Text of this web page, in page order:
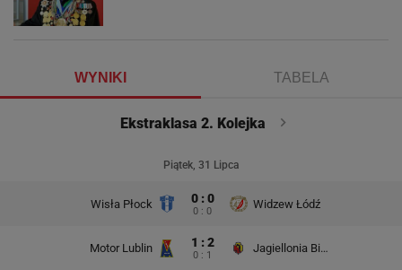
WYNIKI TABELA
Ekstraklasa 2. Kolejka
Piątek, 31 Lipca
Wisła Płock 0 : 0
0 : 0
Widzew Łódź
Motor Lublin 1 : 2
0 : 1
Jagiellonia Białystok